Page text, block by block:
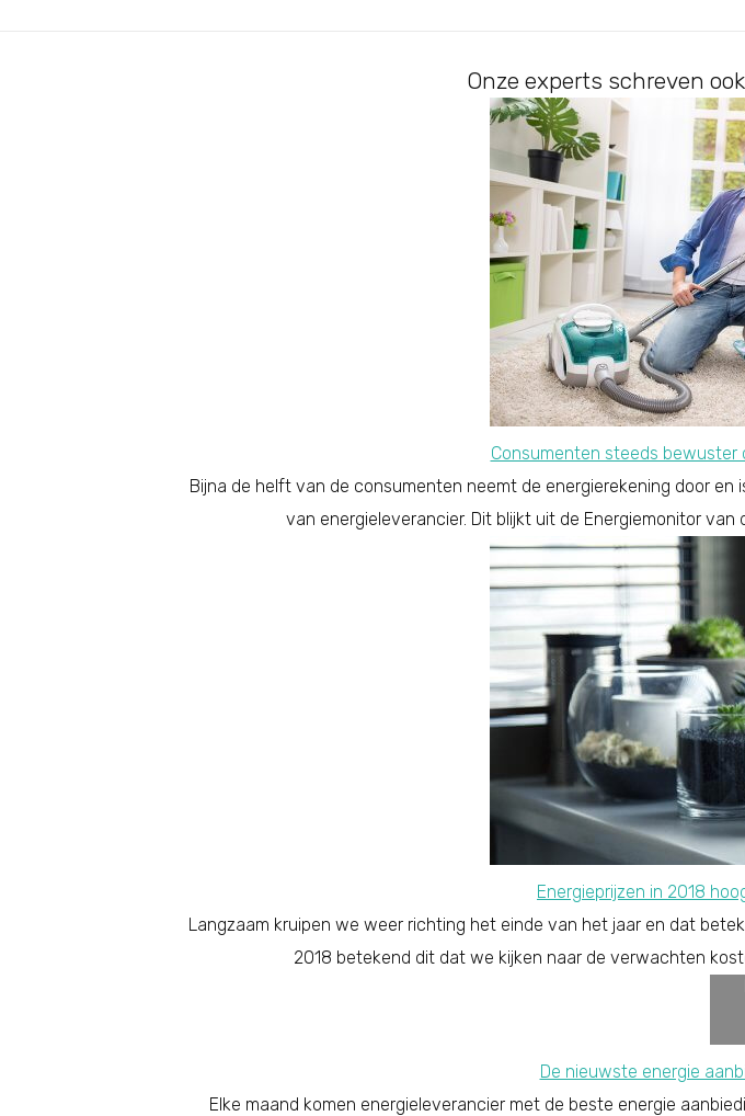
Onze experts schreven
Consumenten steeds bewuster
Bijna de helft van de consumenten neemt de energierekening door
van energieleverancier. Dit blijkt uit de Energiemonitor
Energieprijzen in 2018
Langzaam kruipen we weer richting het einde van het jaar en dat
2018 betekend dit dat we kijken naar de verwachten
De nieuwste energie
Elke maand komen energieleverancier met de beste energie